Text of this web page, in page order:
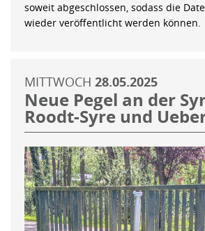
soweit abgeschlossen, sodass die
wieder veröffentlicht werden können.
MITTWOCH 28.05.2025
Neue Pegel an der
Roodt-Syre und